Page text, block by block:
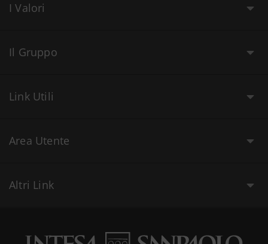
I Valori
Il Gruppo
Link Utili
Area Utente
Altri Link